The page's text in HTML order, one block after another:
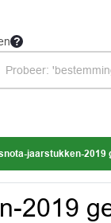
jaarstukken-2019
2019